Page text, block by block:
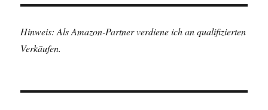
Hinweis: Als Amazon-Partner verdiene ich an qualifizierten
Verkäufen.